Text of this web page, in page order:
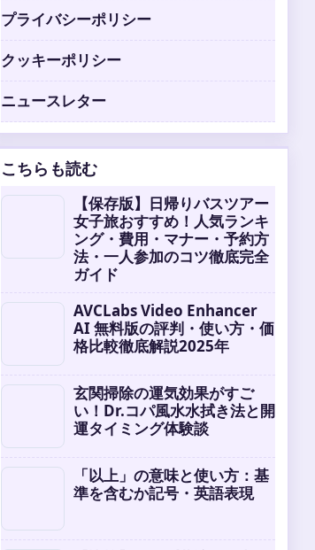
プライバシーポリシー
クッキーポリシー
ニュースレター
こちらも読む
【保存版】日帰りバスツアー
女子旅おすすめ！人気ランキ
ング・費用・マナー・予約方
法・一人参加のコツ徹底完全
ガイド
AVCLabs Video Enhancer
AI 無料版の評判・使い方・価
格比較徹底解説2025年
玄関掃除の運気効果がすご
い！Dr.コパ風水水拭き法と開
運タイミング体験談
「以上」の意味と使い方：基
準を含むか記号・英語表現